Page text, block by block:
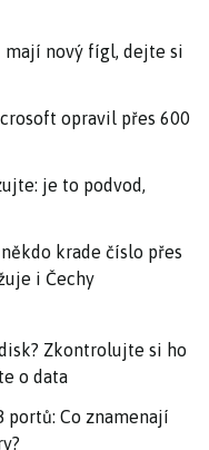
mají nový fígl, dejte si
opravil přes 600
je to podvod,
krade číslo přes
i Čechy
Zkontrolujte si ho
o data
portů: Co znamenají